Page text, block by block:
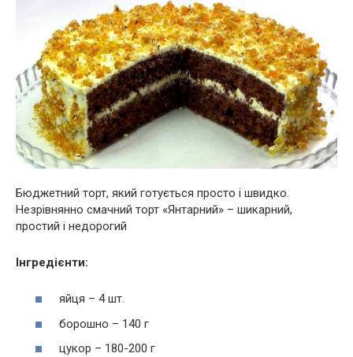
Бюджетний торт, який готується просто і швидко.
Незрівнянно смачний торт «Янтарний» – шикарний,
простий і недорогий
Інгредієнти:
яйця – 4 шт.
борошно – 140 г
цукор – 180-200 г